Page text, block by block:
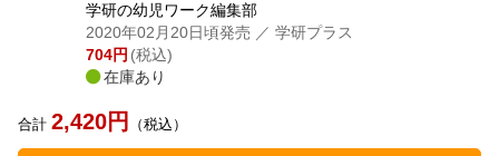
学研の幼児ワーク編集部
2020年02月20日頃発売 ／ 学研プラス
704円 (税込)
在庫あり
合計 2,420円 （税込）